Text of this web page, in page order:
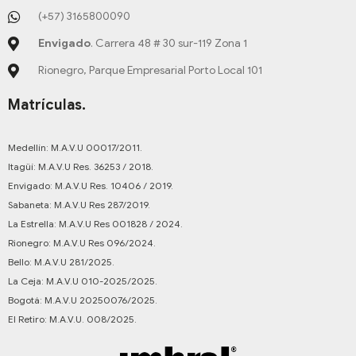
(+57) 3165800090
Envigado. Carrera 48 # 30 sur-119 Zona 1
Rionegro, Parque Empresarial Porto Local 101
Matrículas.
Medellín: M.A.V.U 00017/2011.
Itagüí: M.A.V.U Res. 36253 / 2018.
Envigado: M.A.V.U Res. 10406 / 2019.
Sabaneta: M.A.V.U Res 287/2019.
La Estrella: M.A.V.U Res 001828 / 2024.
Rionegro: M.A.V.U Res 096/2024.
Bello: M.A.V.U 281/2025.
La Ceja: M.A.V.U 010-2025/2025.
Bogotá: M.A.V.U 20250076/2025.
El Retiro: M.A.V.U. 008/2025.